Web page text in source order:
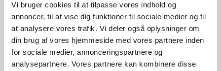
Vi bruger cookies til at tilpasse vores indhold og
annoncer, til at vise dig funktioner til sociale medier og til
at analysere vores trafik. Vi deler også oplysninger om
din brug af vores hjemmeside med vores partnere inden
for sociale medier, annonceringspartnere og
analysepartnere. Vores partnere kan kombinere disse
Tophængt vindue
kr. 850,00
Tilføj til kurv
B119cm / H133cm1stk. på lager